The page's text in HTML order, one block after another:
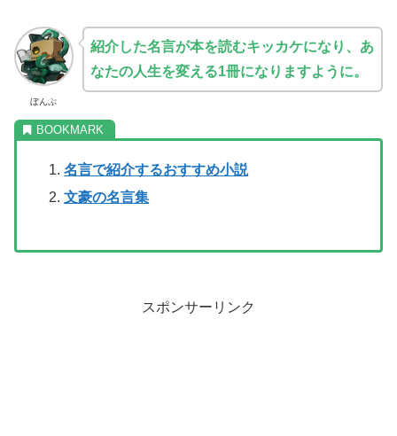
ぼんぷ
紹介した名言が本を読むキッカケになり、あ
なたの人生を変える1冊になりますように。
名言で紹介するおすすめ小説
文豪の名言集
スポンサーリンク